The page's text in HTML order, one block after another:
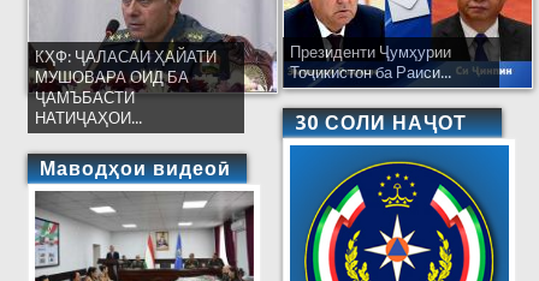
КҲФ: ҶАЛАСАИ ҲАЙАТИ
МУШОВАРА ОИД БА
ҶАМЪБАСТИ
НАТИҶАҲОИ...
Маводҳои видеоӣ
Президенти Ҷумҳурии
Тоҷикистон ба Раиси...
30 СОЛИ НАҶОТ